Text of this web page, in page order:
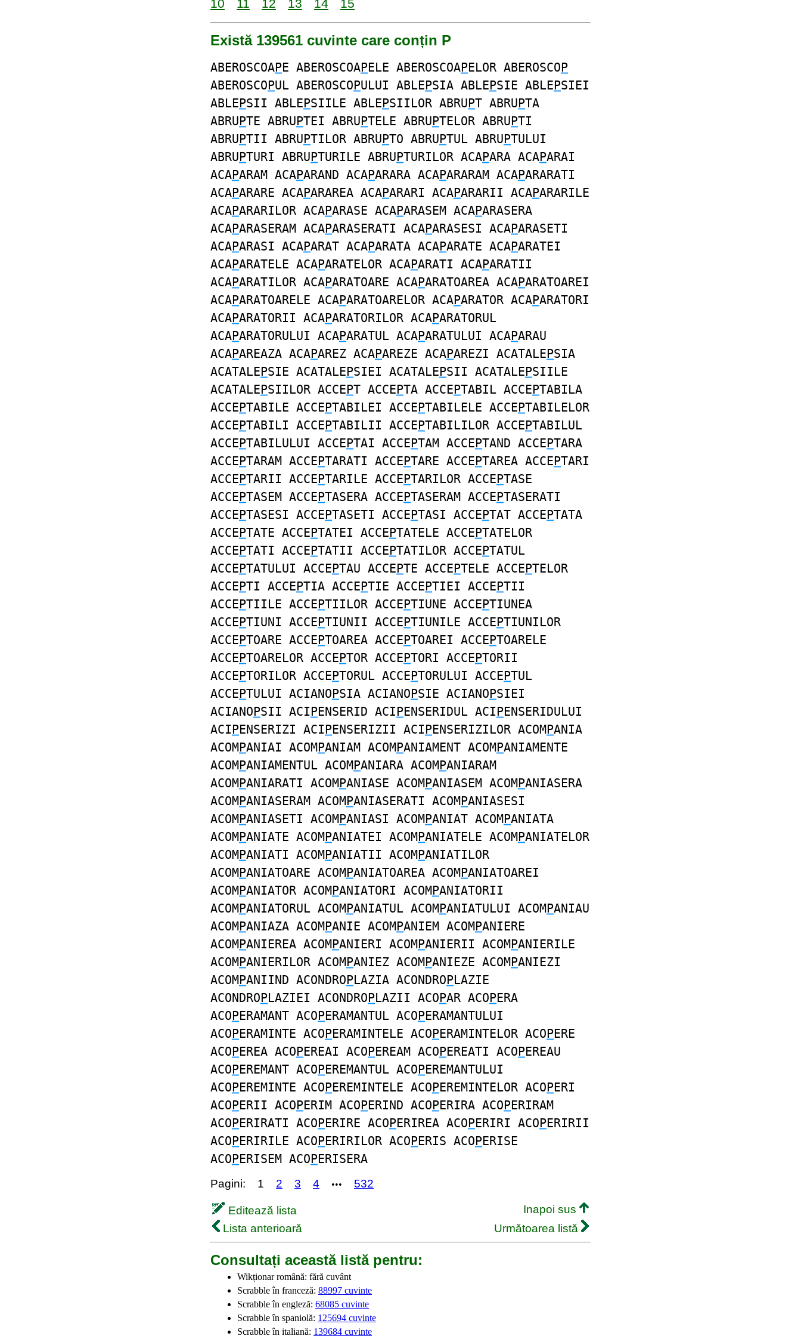
10
11 12 13 14 15
Există 139561 cuvinte care conțin P
ABEROSCOAPE ABEROSCOAPELE ABEROSCOAPELOR ABEROSCOP
ABEROSCOPUL ABEROSCOPULUI ABLEPSIA ABLEPSIE ABLEPSIEI
ABLEPSII ABLEPSIILE ABLEPSIILOR ABRUPT ABRUPTA
ABRUPTE ABRUPTEI ABRUPTELE ABRUPTELOR ABRUPTI
ABRUPTII ABRUPTILOR ABRUPTO ABRUPTUL ABRUPTULUI
ABRUPTURI ABRUPTURILE ABRUPTURILOR ACAPARA ACAPARAI
ACAPARAM ACAPARAND ACAPARARA ACAPARARAM ACAPARARATI
ACAPARARE ACAPARAREA ACAPARARI ACAPARARII ACAPARARILE
ACAPARARILOR ACAPARASE ACAPARASEM ACAPARASERA
ACAPARASERAM ACAPARASERATI ACAPARASESI ACAPARASETI
ACAPARASI ACAPARAT ACAPARATA ACAPARATE ACAPARATEI
ACAPARATELE ACAPARATELOR ACAPARATI ACAPARATII
ACAPARATILOR ACAPARATOARE ACAPARATOAREA ACAPARATOAREI
ACAPARATOARELE ACAPARATOARELOR ACAPARATOR ACAPARATORI
ACAPARATORII ACAPARATORILOR ACAPARATORUL
ACAPARATORULUI ACAPARATUL ACAPARATULUI ACAPARAU
ACAPAREAZA ACAPAREZ ACAPAREZE ACAPAREZI ACATALEPSIA
ACATALEPSIE ACATALEPSIEI ACATALEPSII ACATALEPSIILE
ACATALEPSIILOR ACCEPT ACCEPTA ACCEPTABIL ACCEPTABILA
ACCEPTABILE ACCEPTABILEI ACCEPTABILELE ACCEPTABILELOR
ACCEPTABILI ACCEPTABILII ACCEPTABILILOR ACCEPTABILUL
ACCEPTABILULUI ACCEPTAI ACCEPTAM ACCEPTAND ACCEPTARA
ACCEPTARAM ACCEPTARATI ACCEPTARE ACCEPTAREA ACCEPTARI
ACCEPTARII ACCEPTARILE ACCEPTARILOR ACCEPTASE
ACCEPTASEM ACCEPTASERA ACCEPTASERAM ACCEPTASERATI
ACCEPTASESI ACCEPTASETI ACCEPTASI ACCEPTAT ACCEPTATA
ACCEPTATE ACCEPTATEI ACCEPTATELE ACCEPTATELOR
ACCEPTATI ACCEPTATII ACCEPTATILOR ACCEPTATUL
ACCEPTATULUI ACCEPTAU ACCEPTE ACCEPTELE ACCEPTELOR
ACCEPTI ACCEPTIA ACCEPTIE ACCEPTIEI ACCEPTII
ACCEPTIILE ACCEPTIILOR ACCEPTIUNE ACCEPTIUNEA
ACCEPTIUNI ACCEPTIUNII ACCEPTIUNILE ACCEPTIUNILOR
ACCEPTOARE ACCEPTOAREA ACCEPTOAREI ACCEPTOARELE
ACCEPTOARELOR ACCEPTOR ACCEPTORI ACCEPTORII
ACCEPTORILOR ACCEPTORUL ACCEPTORULUI ACCEPTUL
ACCEPTULUI ACIANOPSIA ACIANOPSIE ACIANOPSIEI
ACIANOPSII ACIPENSERID ACIPENSERIDUL ACIPENSERIDULUI
ACIPENSERIZI ACIPENSERIZII ACIPENSERIZILOR ACOMPANIA
ACOMPANIAI ACOMPANIAM ACOMPANIAMENT ACOMPANIAMENTE
ACOMPANIAMENTUL ACOMPANIARA ACOMPANIARAM
ACOMPANIARATI ACOMPANIASE ACOMPANIASEM ACOMPANIASERA
ACOMPANIASERAM ACOMPANIASERATI ACOMPANIASESI
ACOMPANIASETI ACOMPANIASI ACOMPANIAT ACOMPANIATA
ACOMPANIATE ACOMPANIATEI ACOMPANIATELE ACOMPANIATELOR
ACOMPANIATI ACOMPANIATII ACOMPANIATILOR
ACOMPANIATOARE ACOMPANIATOAREA ACOMPANIATOAREI
ACOMPANIATOR ACOMPANIATORI ACOMPANIATORII
ACOMPANIATORUL ACOMPANIATUL ACOMPANIATULUI ACOMPANIAU
ACOMPANIAZA ACOMPANIE ACOMPANIEM ACOMPANIERE
ACOMPANIEREA ACOMPANIERI ACOMPANIERII ACOMPANIERILE
ACOMPANIERILOR ACOMPANIEZ ACOMPANIEZE ACOMPANIEZI
ACOMPANIIND ACONDROPLAZIA ACONDROPLAZIE
ACONDROPLAZIEI ACONDROPLAZII ACOPAR ACOPERA
ACOPERAMANT ACOPERAMANTUL ACOPERAMANTULUI
ACOPERAMINTE ACOPERAMINTELE ACOPERAMINTELOR ACOPERE
ACOPEREA ACOPEREAI ACOPEREAM ACOPEREATI ACOPEREAU
ACOPEREMANT ACOPEREMANTUL ACOPEREMANTULUI
ACOPEREMINTE ACOPEREMINTELE ACOPEREMINTELOR ACOPERI
ACOPERII ACOPERIM ACOPERIND ACOPERIRA ACOPERIRAM
ACOPERIRATI ACOPERIRE ACOPERIREA ACOPERIRI ACOPERIRII
ACOPERIRILE ACOPERIRILOR ACOPERIS ACOPERISE
ACOPERISEM ACOPERISERA
Pagini: 1 2 3 4 ••• 532
Editează lista
Inapoi sus
Lista anterioară
Următoarea listă
Consultați această listă pentru:
Wikționar română: fără cuvânt
Scrabble în franceză: 88997 cuvinte
Scrabble în engleză: 68085 cuvinte
Scrabble în spaniolă: 125694 cuvinte
Scrabble în italiană: 139684 cuvinte